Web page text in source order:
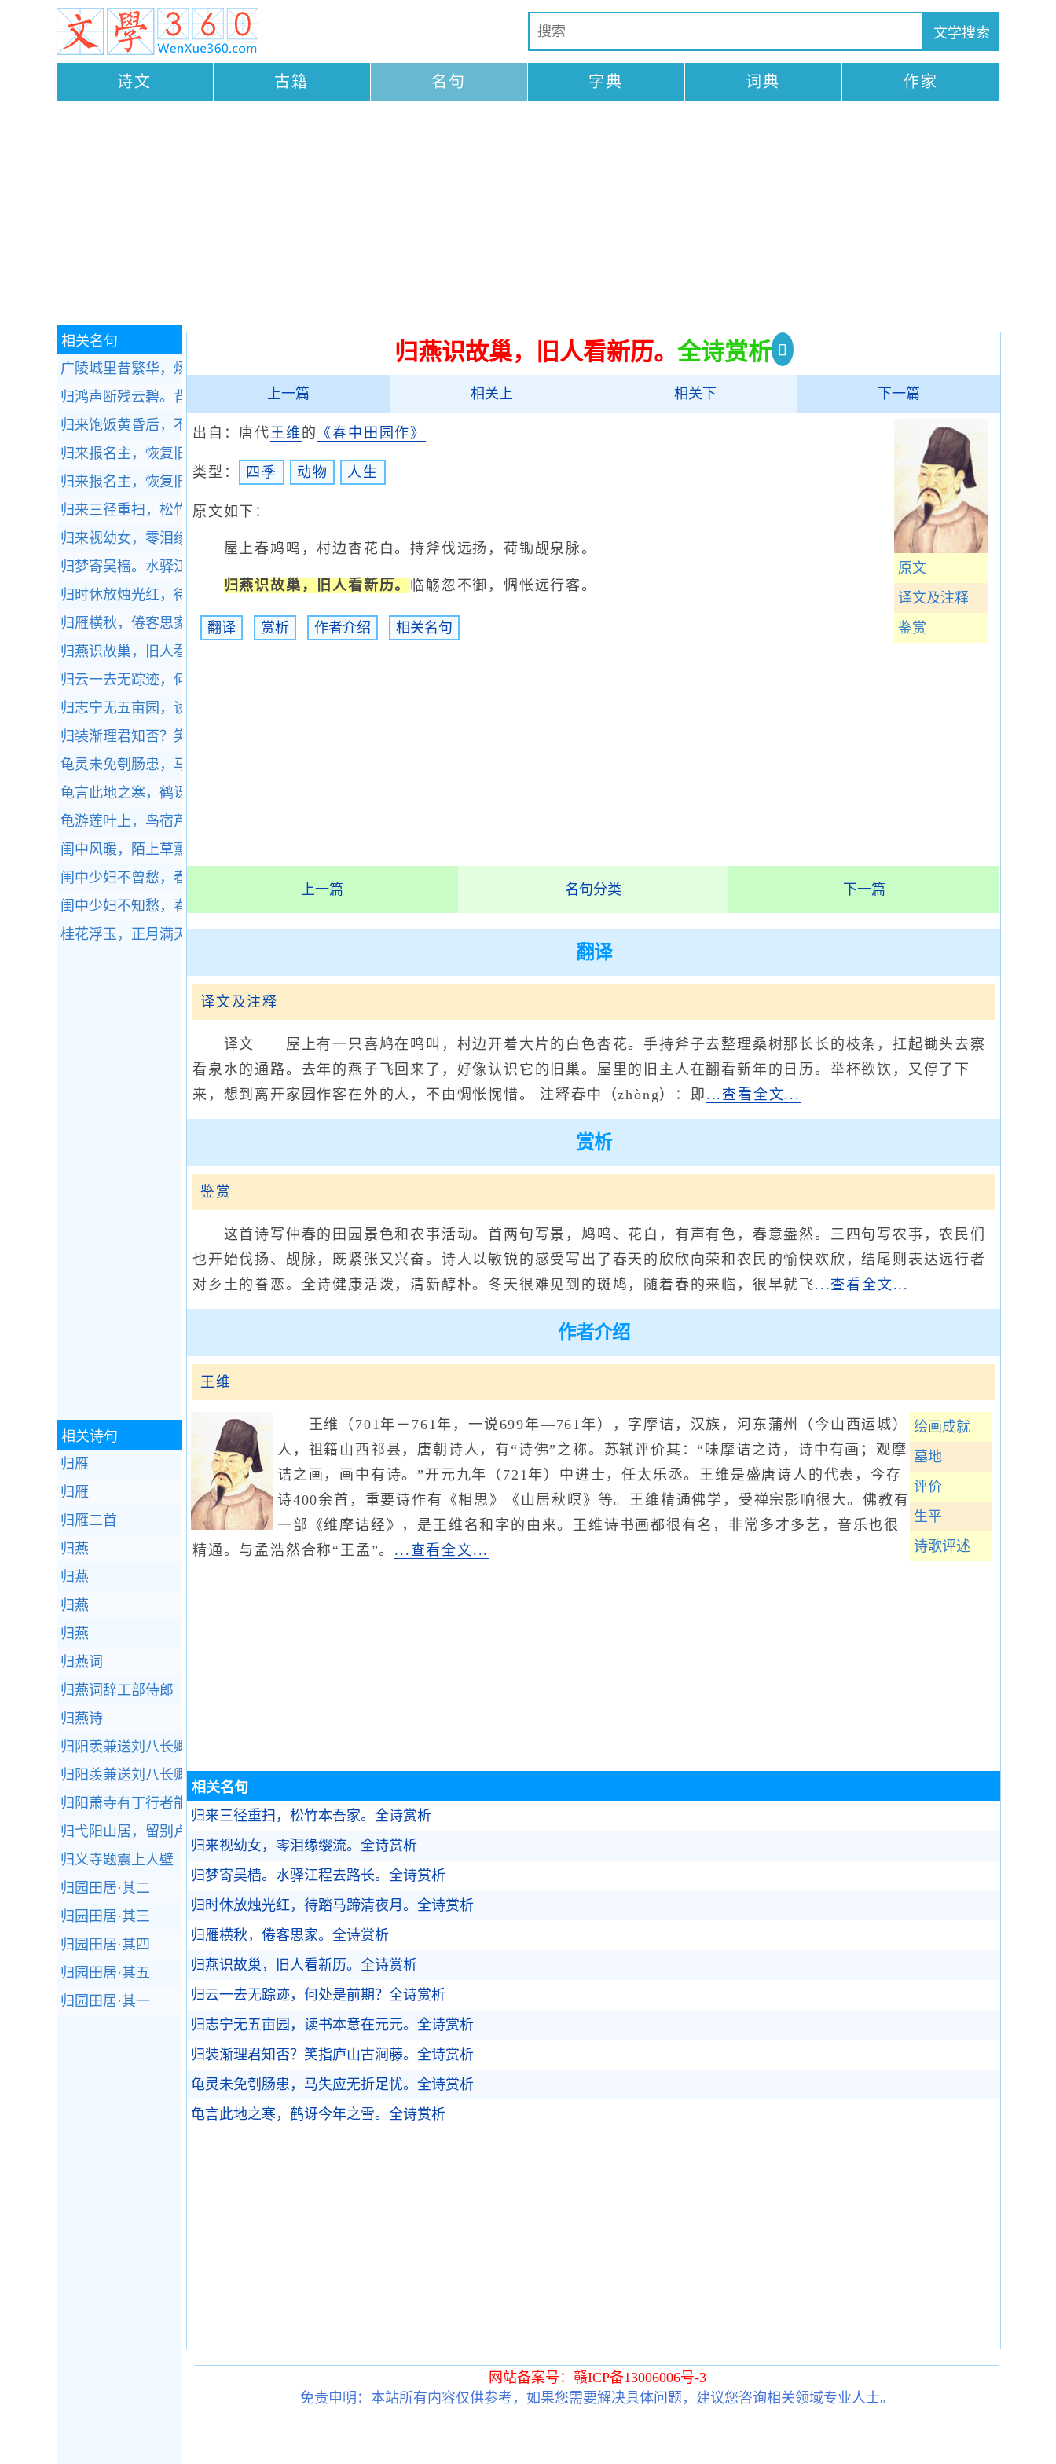
诗文 古籍 名句 字典 词典 作家
归燕识故巢，旧人看新历。 全诗赏析
上一篇 相关上 相关下 下一篇
原文
译文及注释
鉴赏
出自：唐代王维 的 《春中田园作》
类型： 四季 动物 人生
原文如下：
屋上春鸠鸣，村边杏花白。持斧伐远扬，荷锄觇泉脉。
归燕识故巢，旧人看新历。 临觞忽不御，惆怅远行客。
翻译 赏析 作者介绍 相关名句
上一篇 名句分类 下一篇
翻译
译文及注释
译文 屋上有一只喜鸠在鸣叫，村边开着大片的白色杏花。手持斧子去整理桑树那长长的枝条，扛起锄头去察
看泉水的通路。去年的燕子飞回来了，好像认识它的旧巢。屋里的旧主人在翻看新年的日历。举杯欲饮，又停了下
来，想到离开家园作客在外的人，不由惆怅惋惜。 注释春中（zhòng）：即 ...查看全文...
赏析
鉴赏
这首诗写仲春的田园景色和农事活动。首两句写景，鸠鸣、花白，有声有色，春意盎然。三四句写农事，农民们
也开始伐扬、觇脉，既紧张又兴奋。诗人以敏锐的感受写出了春天的欣欣向荣和农民的愉快欢欣，结尾则表达远行者
对乡土的眷恋。全诗健康活泼，清新醇朴。冬天很难见到的斑鸠，随着春的来临，很早就飞...查看全文...
作者介绍
王维
绘画成就
墓地
评价
生平
诗歌评述
王维（701年－761年，一说699年—761年），字摩诘，汉族，河东蒲州（今山西运城）
人，祖籍山西祁县，唐朝诗人，有“诗佛”之称。苏轼评价其：“味摩诘之诗，诗中有画；观摩
诘之画，画中有诗。”开元九年（721年）中进士，任太乐丞。王维是盛唐诗人的代表，今存
诗400余首，重要诗作有《相思》《山居秋暝》等。王维精通佛学，受禅宗影响很大。佛教有
一部《维摩诘经》，是王维名和字的由来。王维诗书画都很有名，非常多才多艺，音乐也很
精通。与孟浩然合称“王孟”。 ...查看全文...
相关名句
归来三径重扫，松竹本吾家。 全诗赏析
归来视幼女，零泪缘缨流。 全诗赏析
归梦寄吴樯。水驿江程去路长。 全诗赏析
归时休放烛光红，待踏马蹄清夜月。 全诗赏析
归雁横秋，倦客思家。 全诗赏析
归燕识故巢，旧人看新历。 全诗赏析
归云一去无踪迹，何处是前期？ 全诗赏析
归志宁无五亩园，读书本意在元元。 全诗赏析
归装渐理君知否？笑指庐山古涧藤。 全诗赏析
龟灵未免刳肠患，马失应无折足忧。 全诗赏析
龟言此地之寒，鹤讶今年之雪。 全诗赏析
相关名句
广陵城里昔繁华，炀帝行宫接紫霞。
归鸿声断残云碧。背窗雪落炉烟直。全诗赏析
归来饱饭黄昏后，不脱蓑衣卧月明。 全诗赏析
归来报名主，恢复旧神州。
归来报名主，恢复旧神州。 全诗赏析
归来三径重扫，松竹本吾家。全诗赏析
归来视幼女，零泪缘缨流。全诗赏析
归梦寄吴樯。水驿江程去路长。
归时休放烛光红，待踏马蹄清夜月。全诗赏析
归雁横秋，倦客思家。
全诗赏析
归燕识故巢，旧人看新历。
归云一去无踪迹，何处是前期？
归志宁无五亩园，读书本意在元元。
归装渐理君知否？笑指庐山古涧藤。
龟灵未免刳肠患，马失应无折足忧。
龟言此地之寒，鹤讶今年之雪。
龟游莲叶上，鸟宿芦花里。
闺中风暖，陌上草薰。
闺中少妇不曾愁，春日凝妆上翠楼。
全诗赏析
闺中少妇不知愁，春日凝妆上翠楼。
桂花浮玉，正月满天街，夜凉如洗。
相关诗句
归雁
归雁
归雁二首
归燕
归燕
归燕
归燕
归燕词
归燕词辞工部侍郎（一作下第后献主司）
归燕诗
归阳羡兼送刘八长卿
归阳羡兼送刘八长卿
归阳萧寺有丁行者能修无生忍担水施僧况归命稽首作诗
归弋阳山居，留别卢、邵二侍御
归义寺题震上人壁（寺即神尧皇帝读书之所）
归园田居·其二
归园田居·其三
归园田居·其四
归园田居·其五
归园田居·其一
网站备案号：赣ICP备13006006号-3
免责申明：本站所有内容仅供参考，如果您需要解决具体问题，建议您咨询相关领域专业人士。